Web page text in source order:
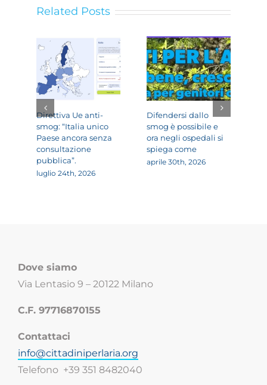
Related Posts
Direttiva Ue anti-
smog: “Italia unico
Paese ancora senza
consultazione
pubblica”.
luglio 24th, 2026
Difendersi dallo
smog è possibile e
ora negli ospedali si
spiega come
aprile 30th, 2026
Dove siamo
Via Lentasio 9 – 20122 Milano
C.F. 97716870155
Contattaci
info@cittadiniperlaria.org
Telefono +39 351 8482040